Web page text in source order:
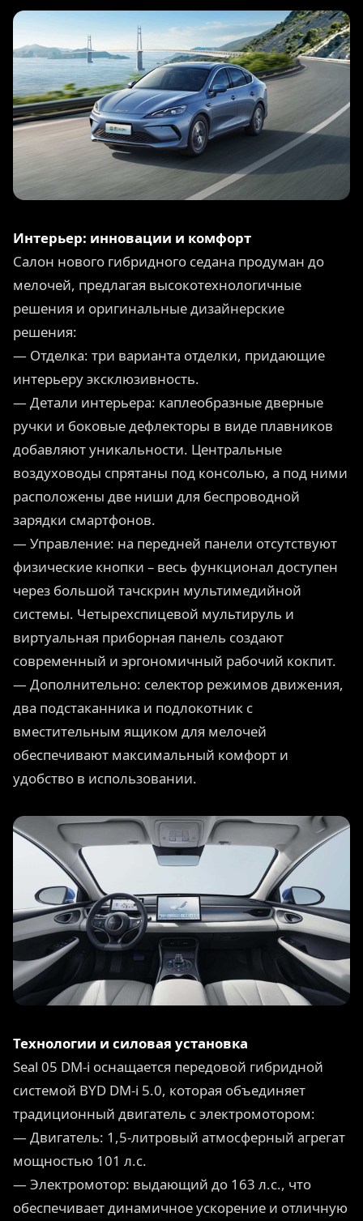
Интерьер: инновации и комфорт
Салон нового гибридного седана продуман до
мелочей, предлагая высокотехнологичные
решения и оригинальные дизайнерские
решения:
— Отделка: три варианта отделки, придающие
интерьеру эксклюзивность.
— Детали интерьера: каплеобразные дверные
ручки и боковые дефлекторы в виде плавников
добавляют уникальности. Центральные
воздуховоды спрятаны под консолью, а под ними
расположены две ниши для беспроводной
зарядки смартфонов.
— Управление: на передней панели отсутствуют
физические кнопки – весь функционал доступен
через большой тачскрин мультимедийной
системы. Четырехспицевой мультируль и
виртуальная приборная панель создают
современный и эргономичный рабочий кокпит.
— Дополнительно: селектор режимов движения,
два подстаканника и подлокотник с
вместительным ящиком для мелочей
обеспечивают максимальный комфорт и
удобство в использовании.
Технологии и силовая установка
Seal 05 DM-i оснащается передовой гибридной
системой BYD DM-i 5.0, которая объединяет
традиционный двигатель с электромотором:
— Двигатель: 1,5-литровый атмосферный агрегат
мощностью 101 л.с.
— Электромотор: выдающий до 163 л.с., что
обеспечивает динамичное ускорение и отличную